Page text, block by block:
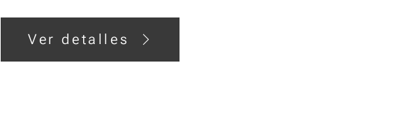
mezcla única revela aromas ricos y
auténticos, inspirados en las
Ver detalles